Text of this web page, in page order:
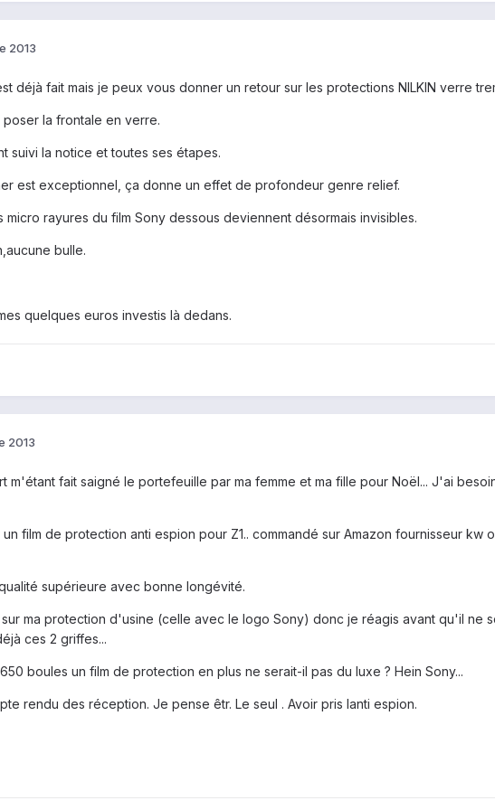
2013
déjà fait mais je peux vous donner un retour sur les protections NILKIN verre
la frontale en verre.
suivi la notice et toutes ses étapes.
est exceptionnel, ça donne un effet de profondeur genre relief.
micro rayures du film Sony dessous deviennent désormais invisibles.
bulle.
quelques euros investis là dedans.
2013
m'étant fait saigné le portefeuille par ma femme et ma fille pour Noël... J'ai
film de protection anti espion pour Z1.. commandé sur Amazon fournisseur kw
supérieure avec bonne longévité.
ma protection d'usine (celle avec le logo Sony) donc je réagis avant qu'il ne
ces 2 griffes...
boules un film de protection en plus ne serait-il pas du luxe ? Hein Sony...
rendu des réception. Je pense êtr. Le seul . Avoir pris lanti espion.